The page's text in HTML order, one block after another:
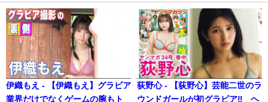
伊織もえ - 【伊織もえ】グラビア
業界だけでなくゲームの腕もト
荻野心 - 【荻野心】芸能二世のラ
ウンドガールが初グラビア‼︎ ヘ